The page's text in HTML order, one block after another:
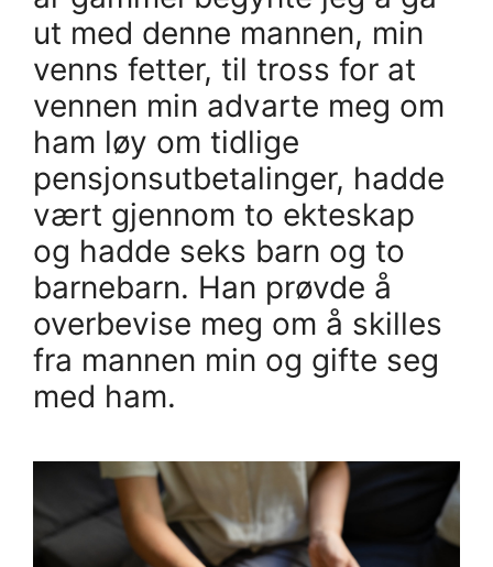
ut med denne mannen, min
venns fetter, til tross for at
vennen min advarte meg om
ham løy om tidlige
pensjonsutbetalinger, hadde
vært gjennom to ekteskap
og hadde seks barn og to
barnebarn. Han prøvde å
overbevise meg om å skilles
fra mannen min og gifte seg
med ham.